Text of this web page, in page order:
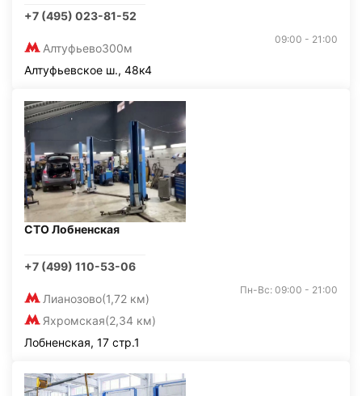
+7 (495) 023-81-52
Алтуфьево300м
09:00 - 21:00
Алтуфьевское ш., 48к4
СТО Лобненская
+7 (499) 110-53-06
Лианозово(1,72 км)
Яхромская(2,34 км)
Пн-Вс: 09:00 - 21:00
Лобненская, 17 стр.1